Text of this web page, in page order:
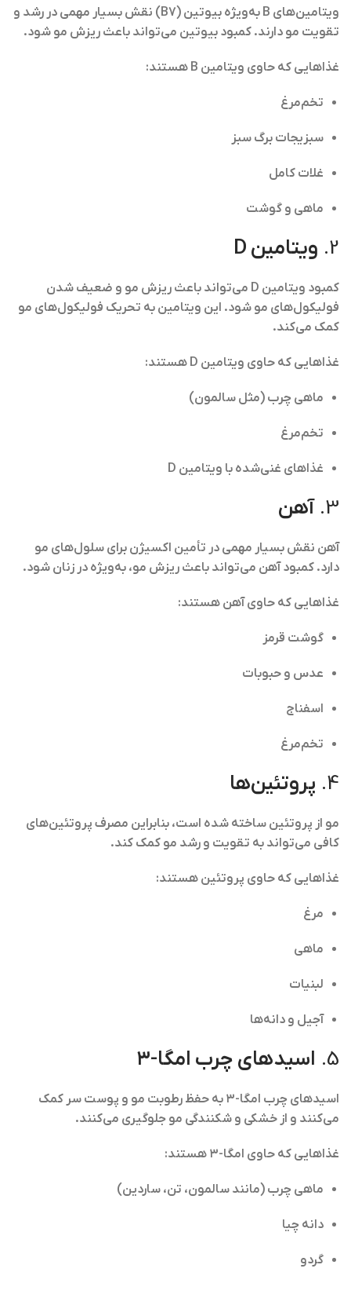
ویتامین‌های B به‌ویژه بیوتین (B7)
نقش بسیار مهمی در رشد و
تقویت مو دارند. کمبود بیوتین می‌تواند باعث ریزش مو شود.
غذاهایی که حاوی ویتامین B هستند:
تخم‌مرغ
سبزیجات برگ سبز
غلات کامل
ماهی و گوشت
2. ویتامین D
کمبود ویتامین D می‌تواند باعث ریزش مو و ضعیف شدن
فولیکول‌های مو شود. این ویتامین به تحریک فولیکول‌های مو
کمک می‌کند.
غذاهایی که حاوی ویتامین D هستند:
ماهی چرب (مثل سالمون)
تخم‌مرغ
غذاهای غنی‌شده با ویتامین D
3. آهن
آهن نقش بسیار مهمی در تأمین اکسیژن برای سلول‌های مو
دارد. کمبود آهن می‌تواند باعث ریزش مو، به‌ویژه در زنان شود.
غذاهایی که حاوی آهن هستند:
گوشت قرمز
عدس و حبوبات
اسفناج
تخم‌مرغ
4. پروتئین‌ها
مو از پروتئین ساخته شده است، بنابراین مصرف پروتئین‌های
کافی می‌تواند به تقویت و رشد مو کمک کند.
غذاهایی که حاوی پروتئین هستند:
مرغ
ماهی
لبنیات
آجیل و دانه‌ها
5. اسیدهای چرب امگا-۳
اسیدهای چرب امگا-۳ به حفظ رطوبت مو و پوست سر کمک
می‌کنند و از خشکی و شکنندگی مو جلوگیری می‌کنند.
غذاهایی که حاوی امگا-۳ هستند:
ماهی چرب (مانند سالمون، تن، ساردین)
دانه چیا
گردو